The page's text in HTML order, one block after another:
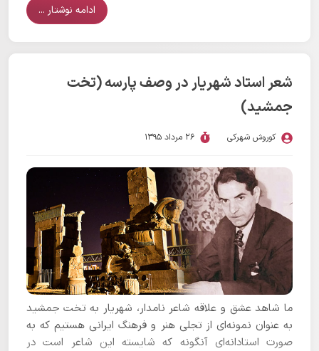
ادامه نوشتار ...
شعر استاد شهریار در وصف پارسه (تخت
جمشید)
کوروش شهرکی 26 مرداد 1395
ما شاهد عشق و علاقه شاعر نامدار، شهریار به تخت جمشید
به عنوان نمونه‌ای از تجلی هنر و فرهنگ ایرانی هستیم که به
صورت استادانه‌ای آنگونه که شایسته این شاعر است در